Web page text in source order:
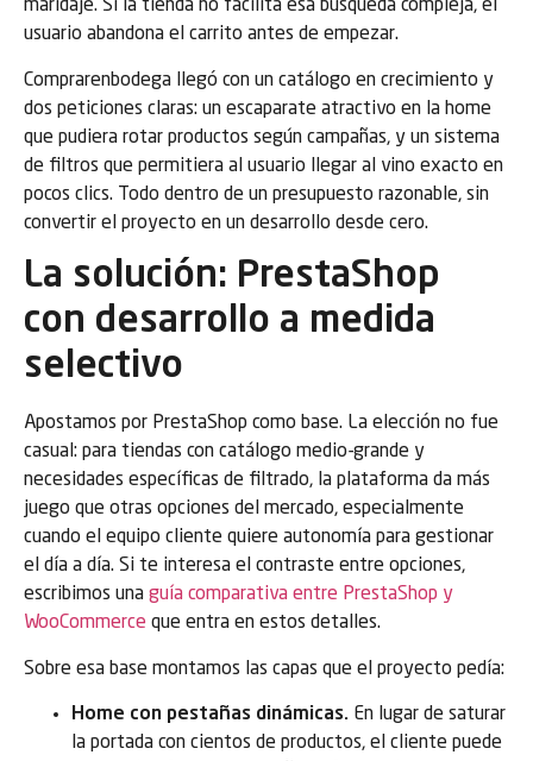
maridaje. Si la tienda no facilita esa búsqueda compleja, el
usuario abandona el carrito antes de empezar.
Comprarenbodega llegó con un catálogo en crecimiento y
dos peticiones claras: un escaparate atractivo en la home
que pudiera rotar productos según campañas, y un sistema
de filtros que permitiera al usuario llegar al vino exacto en
pocos clics. Todo dentro de un presupuesto razonable, sin
convertir el proyecto en un desarrollo desde cero.
La solución: PrestaShop
con desarrollo a medida
selectivo
Apostamos por PrestaShop como base. La elección no fue
casual: para tiendas con catálogo medio-grande y
necesidades específicas de filtrado, la plataforma da más
juego que otras opciones del mercado, especialmente
cuando el equipo cliente quiere autonomía para gestionar
el día a día. Si te interesa el contraste entre opciones,
escribimos una guía comparativa entre PrestaShop y
WooCommerce que entra en estos detalles.
Sobre esa base montamos las capas que el proyecto pedía:
Home con pestañas dinámicas. En lugar de saturar
la portada con cientos de productos, el cliente puede